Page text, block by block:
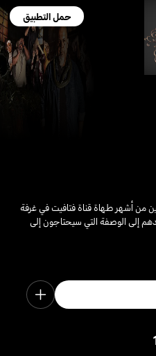
حمل التطبيق
من أشهر طهاة قناة فتافيت في غرفة
إلى الوصفة التي سيحتاجون إلى